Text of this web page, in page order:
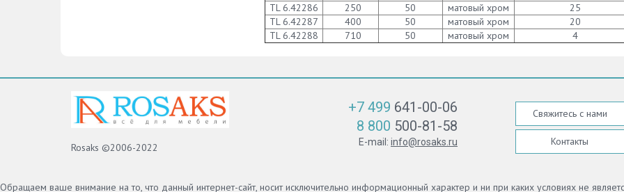
TL 6.42286
250 50 матовый хром
25
TL 6.42287
400 50 матовый хром
20
TL 6.42288
710 50 матовый хром 4
Rosaks ©2006-2022
+7 499 641-00-06
8 800 500-81-58
E-mail: info@rosaks.ru
Свяжитесь с нами
Контакты
Обращаем ваше внимание на то, что данный интернет-сайт, носит исключительно информационный характер и ни при каких условиях не